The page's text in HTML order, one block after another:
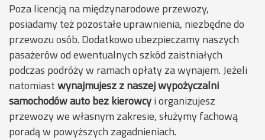
Poza licencją na międzynarodowe przewozy,
posiadamy też pozostałe uprawnienia, niezbędne do
przewozu osób. Dodatkowo ubezpieczamy naszych
pasażerów od ewentualnych szkód zaistniałych
podczas podróży w ramach opłaty za wynajem. Jeżeli
natomiastwynajmujesz z naszej wypożyczalni
samochodów auto bez kierowcyi organizujesz
przewozy we własnym zakresie, służymy fachową
poradą w powyższych zagadnieniach.